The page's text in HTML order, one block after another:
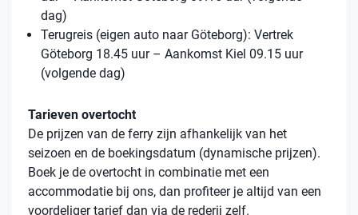
dag)
Terugreis (eigen auto naar Göteborg): Vertrek
Göteborg 18.45 uur – Aankomst Kiel 09.15 uur
(volgende dag)
Tarieven overtocht
De prijzen van de ferry zijn afhankelijk van het
seizoen en de boekingsdatum (dynamische prijzen).
Boek je de overtocht in combinatie met een
accommodatie bij ons, dan profiteer je altijd van een
voordeliger tarief dan via de rederij zelf.